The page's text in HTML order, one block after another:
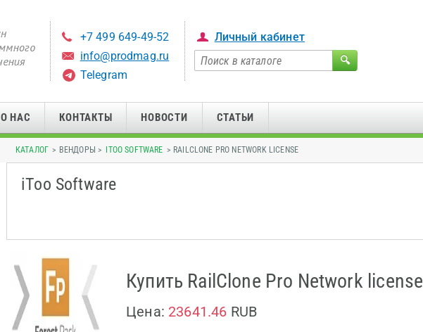
+7 499 649-49-52
info@prodmag.ru
Telegram
Личный кабинет
О НАС КОНТАКТЫ НОВОСТИ СТАТЬИ
КАТАЛОГ > ВЕНДОРЫ > ITOO SOFTWARE > RAILCLONE PRO NETWORK LICENSE
iToo Software
Купить RailClone Pro Network license
Цена: 23641.46 RUB